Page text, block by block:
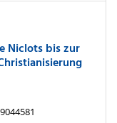
Niclots bis zur